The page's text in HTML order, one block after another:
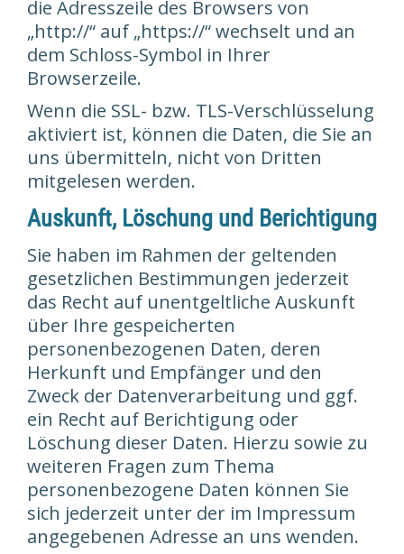
die Adresszeile des Browsers von
„http://“ auf „https://“ wechselt und an
dem Schloss-Symbol in Ihrer
Browserzeile.
Wenn die SSL- bzw. TLS-Verschlüsselung
aktiviert ist, können die Daten, die Sie an
uns übermitteln, nicht von Dritten
mitgelesen werden.
Auskunft, Löschung und Berichtigung
Sie haben im Rahmen der geltenden
gesetzlichen Bestimmungen jederzeit
das Recht auf unentgeltliche Auskunft
über Ihre gespeicherten
personenbezogenen Daten, deren
Herkunft und Empfänger und den
Zweck der Datenverarbeitung und ggf.
ein Recht auf Berichtigung oder
Löschung dieser Daten. Hierzu sowie zu
weiteren Fragen zum Thema
personenbezogene Daten können Sie
sich jederzeit unter der im Impressum
angegebenen Adresse an uns wenden.